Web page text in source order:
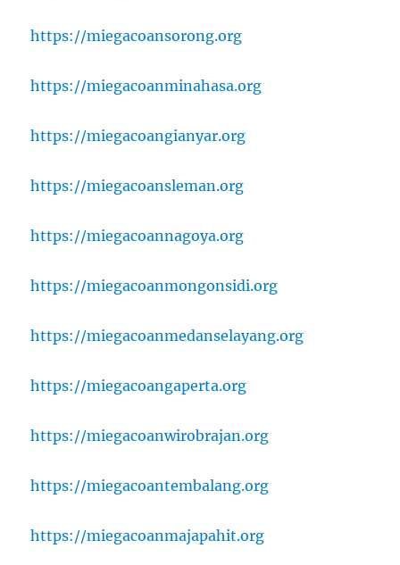
https://miegacoansorong.org
https://miegacoanminahasa.org
https://miegacoangianyar.org
https://miegacoansleman.org
https://miegacoannagoya.org
https://miegacoanmongonsidi.org
https://miegacoanmedanselayang.org
https://miegacoangaperta.org
https://miegacoanwirobrajan.org
https://miegacoantembalang.org
https://miegacoanmajapahit.org